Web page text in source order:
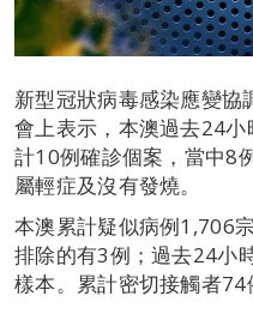
新型冠狀病毒感染應變
會上表示，本澳過去24
計10例確診個案，當中8
屬輕症及沒有發燒。
本澳累計疑似病例1,706
排除的有3例；過去24小
樣本。累計密切接觸者74